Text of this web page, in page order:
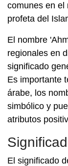
comunes en el
profeta del
El nombre
regionales en
significado
Es importante
árabe, los
simbólico y
atributos
El significado